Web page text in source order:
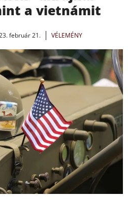
a vietnámit
február 21. VÉLEMÉNY